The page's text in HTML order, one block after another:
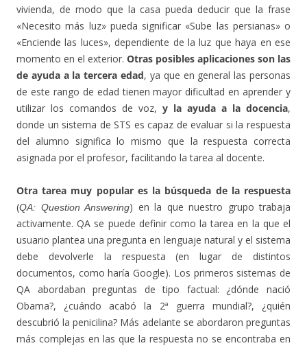
vivienda, de modo que la casa pueda deducir que la frase
«Necesito más luz» pueda significar «Sube las persianas» o
«Enciende las luces», dependiente de la luz que haya en ese
momento en el exterior. Otras posibles aplicaciones son las
de ayuda a la tercera edad, ya que en general las personas
de este rango de edad tienen mayor dificultad en aprender y
utilizar los comandos de voz, y la ayuda a la docencia,
donde un sistema de STS es capaz de evaluar si la respuesta
del alumno significa lo mismo que la respuesta correcta
asignada por el profesor, facilitando la tarea al docente.
Otra tarea muy popular es la búsqueda de la respuesta
(QA: Question Answering) en la que nuestro grupo trabaja
activamente. QA se puede definir como la tarea en la que el
usuario plantea una pregunta en lenguaje natural y el sistema
debe devolverle la respuesta (en lugar de distintos
documentos, como haría Google). Los primeros sistemas de
QA abordaban preguntas de tipo factual: ¿dónde nació
Obama?, ¿cuándo acabó la 2ª guerra mundial?, ¿quién
descubrió la penicilina? Más adelante se abordaron preguntas
más complejas en las que la respuesta no se encontraba en